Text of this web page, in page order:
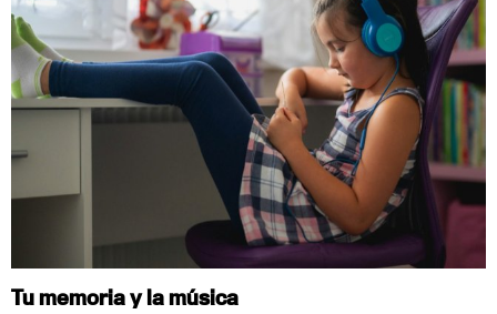
Tu memoria y la música